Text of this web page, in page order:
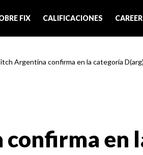
FIX CALIFICACIONES
Argentina confirma en la categoría
en